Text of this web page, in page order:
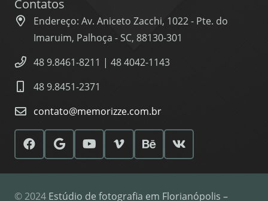
Contatos
Endereço: Av. Aniceto Zacchi, 1022 - Pte. do
Imaruim, Palhoça - SC, 88130-301
48 9.8461-8211 | 48 4042-1143
48 9.8451-2371
contato@memorizze.com.br
© 2024 Estúdio de fotografia em Florianópolis –